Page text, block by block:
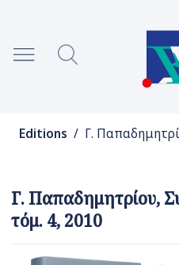
Editions / Γ.
Γ. Παπαδημητρίου,
τόμ. 4, 2010